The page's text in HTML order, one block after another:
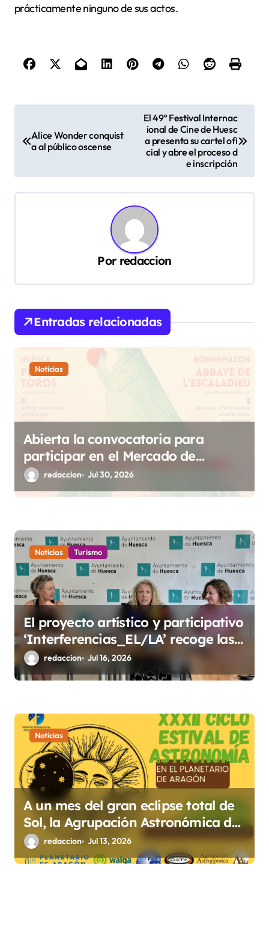
prácticamente ninguno de sus actos.
e
g
d
e
e
n
s
Alice Wonder conquist
a al público oscense
El 49º Festival Internac
ional de Cine de Huesc
a presenta su cartel ofi
cial y abre el proceso d
e inscripción
Por redaccion
Entradas relacionadas
Noticias
Abierta la convocatoria para
participar en el Mercado de
Creadoras de Diosas Fest
redaccion Jul 30, 2026
Noticias Turismo
El proyecto artístico y participativo
‘Interferencias_EL/LA’ recoge las
voces de los barrios rurales de
Huesca sobre la igualdad
redaccion Jul 16, 2026
Noticias
A un mes del gran eclipse total de
Sol, la Agrupación Astronómica de
Huesca celebra su XXXII Ciclo
Estival de Astronomía
redaccion Jul 13, 2026